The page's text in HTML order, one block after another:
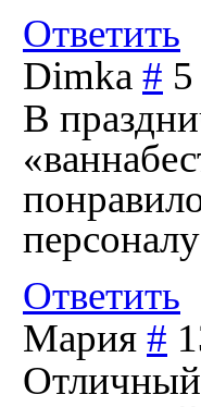
Ответить
Dimka #
В
Ответить
Мария #
Отличный